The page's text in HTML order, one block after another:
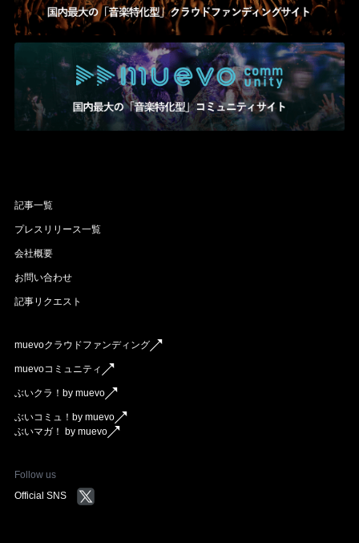
記事一覧
プレスリリース一覧
会社概要
お問い合わせ
記事リクエスト
muevoクラウドファンディング
muevoコミュニティ
ぶいクラ！by muevo
ぶいコミュ！by muevo
ぶいマガ！ by muevo
Follow us
Official SNS